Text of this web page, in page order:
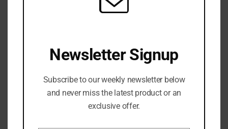
Save my name, email, and website in this browser
for the next time I comment.
Newsletter Signup
Subscribe to our weekly newsletter below
and never miss the latest product or an
exclusive offer.